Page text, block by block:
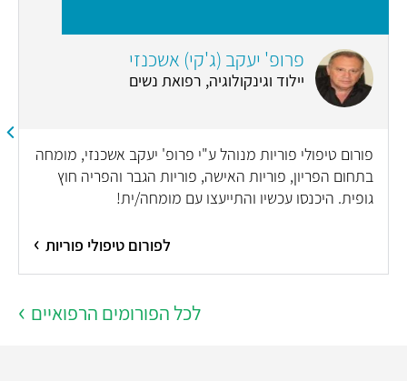
פרופ' יעקב (ג'קי) אשכנזי
יילוד וגינקולוגיה, רפואת נשים
פורום טיפולי פוריות מנוהל ע"י פרופ' יעקב אשכנזי, מומחה
בתחום הפריון, פוריות האישה, פוריות הגבר והפריה חוץ
גופית. היכנסו עכשיו והתייעצו עם מומחה/ית!
לפורום טיפולי פוריות
לכל הפורומים הרפואיים